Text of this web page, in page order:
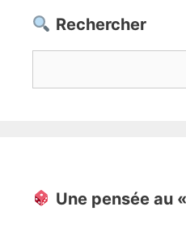
Rechercher
Une pensée au